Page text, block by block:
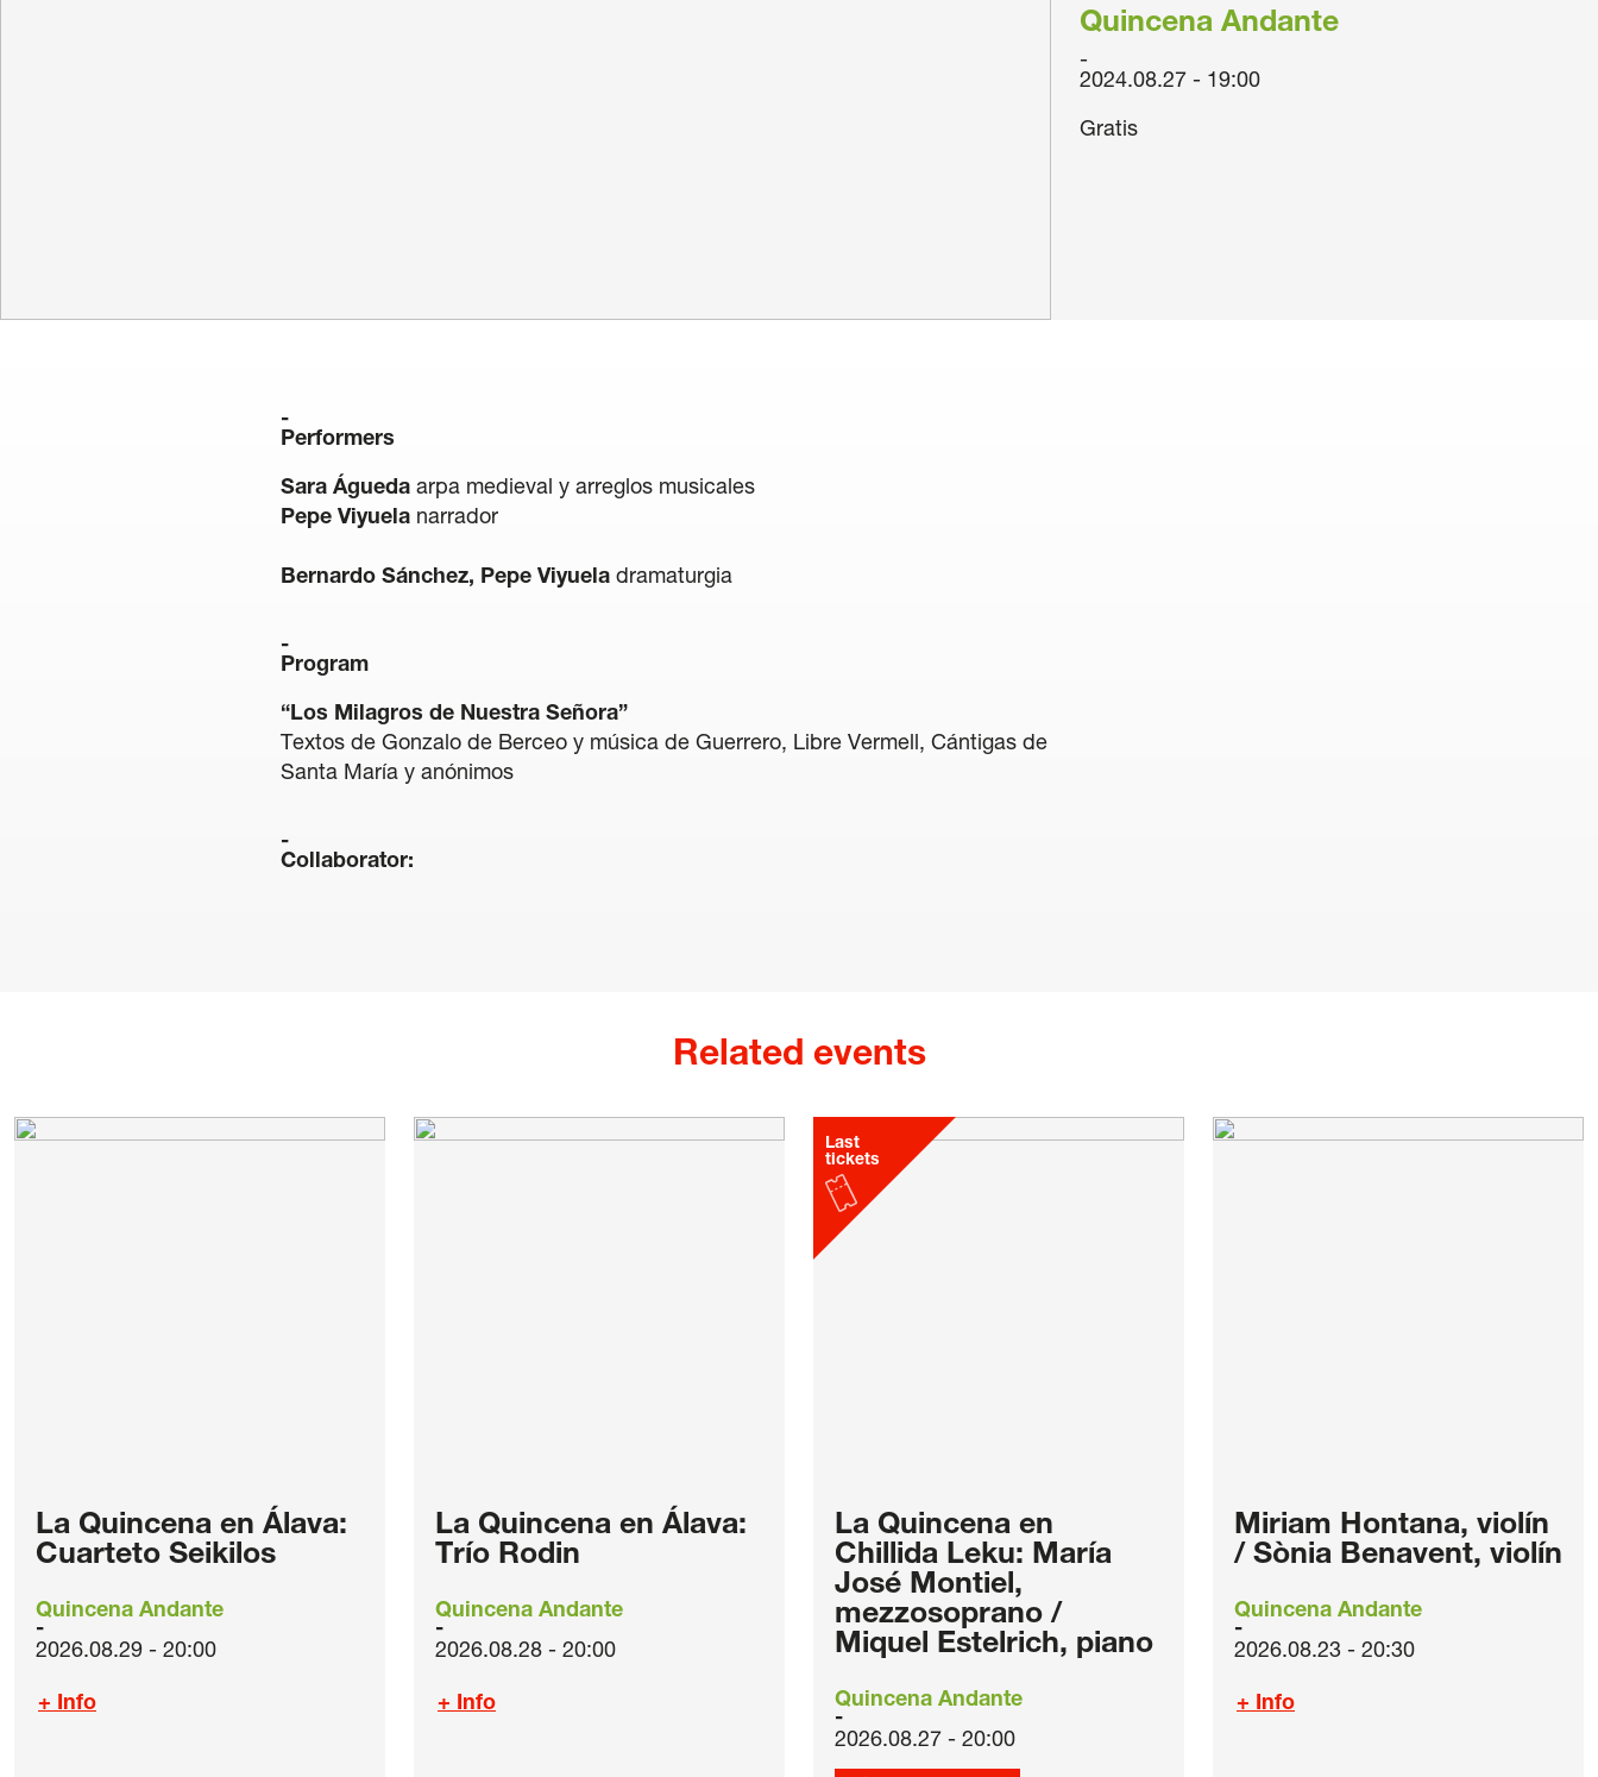
Quincena Andante
2024.08.27 - 19:00
Gratis
Performers
Sara Águeda arpa medieval y arreglos musicales
Pepe Viyuela narrador
Bernardo Sánchez, Pepe Viyuela dramaturgia
Program
“Los Milagros de Nuestra Señora”
Textos de Gonzalo de Berceo y música de Guerrero, Libre Vermell, Cántigas de
Santa María y anónimos
Collaborator:
Related events
La Quincena en Álava:
Cuarteto Seikilos
Quincena Andante
2026.08.29 - 20:00
+ Info
La Quincena en Álava:
Trío Rodin
Quincena Andante
2026.08.28 - 20:00
+ Info
Last
tickets
La Quincena en
Chillida Leku: María
José Montiel,
mezzosoprano /
Miquel Estelrich, piano
Quincena Andante
2026.08.27 - 20:00
Miriam Hontana, violín
/ Sònia Benavent, violín
Quincena Andante
2026.08.23 - 20:30
+ Info